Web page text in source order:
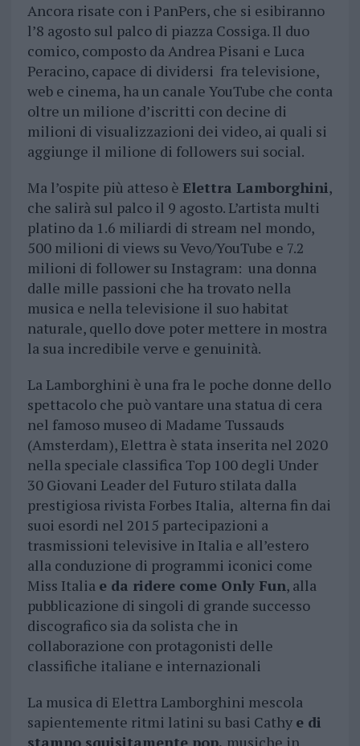
Ancora risate con i PanPers, che si esibiranno
l’8 agosto sul palco di piazza Cossiga. Il duo
comico, composto da Andrea Pisani e Luca
Peracino, capace di dividersi fra televisione,
web e cinema, ha un canale YouTube che conta
oltre un milione d’iscritti con decine di
milioni di visualizzazioni dei video, ai quali si
aggiunge il milione di followers sui social.
Ma l’ospite più atteso è Elettra Lamborghini,
che salirà sul palco il 9 agosto. L’artista multi
platino da 1.6 miliardi di stream nel mondo,
500 milioni di views su Vevo/YouTube e 7.2
milioni di follower su Instagram: una donna
dalle mille passioni che ha trovato nella
musica e nella televisione il suo habitat
naturale, quello dove poter mettere in mostra
la sua incredibile verve e genuinità.
La Lamborghini è una fra le poche donne dello
spettacolo che può vantare una statua di cera
nel famoso museo di Madame Tussauds
(Amsterdam), Elettra è stata inserita nel 2020
nella speciale classifica Top 100 degli Under
30 Giovani Leader del Futuro stilata dalla
prestigiosa rivista Forbes Italia, alterna fin dai
suoi esordi nel 2015 partecipazioni a
trasmissioni televisive in Italia e all’estero
alla conduzione di programmi iconici come
Miss Italia e da ridere come Only Fun, alla
pubblicazione di singoli di grande successo
discografico sia da solista che in
collaborazione con protagonisti delle
classifiche italiane e internazionali
La musica di Elettra Lamborghini mescola
sapientemente ritmi latini su basi Cathy e di